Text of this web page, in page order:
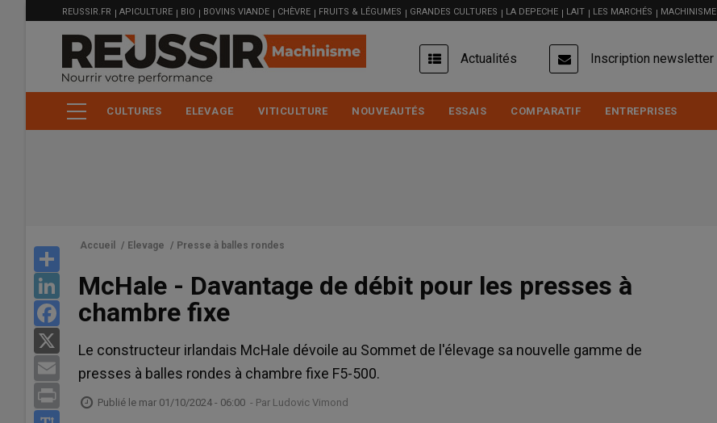
MENU
FILIÈRE
REUSSIR.FR APICULTURE BIO BOVINS VIANDE CHÈVRE FRUITS & LÉGUMES GRANDES CULTURES LA DEPECHE LAIT LES MARCHÉS MACHINISME
USER
ACCOUNT
MENU
Actualités Inscription newsletter
CULTURES ELEVAGE VITICULTURE NOUVEAUTÉS ESSAIS COMPARATIF ENTREPRISES
LinkedIn
Facebook
Email
Print
Accueil / Elevage / Presse à balles rondes
McHale - Davantage de débit pour les presses à
chambre fixe
Le constructeur irlandais McHale dévoile au Sommet de l'élevage sa nouvelle gamme de
presses à balles rondes à chambre fixe F5-500.
Publié le mar 01/10/2024 - 06:00 - Par Ludovic Vimond